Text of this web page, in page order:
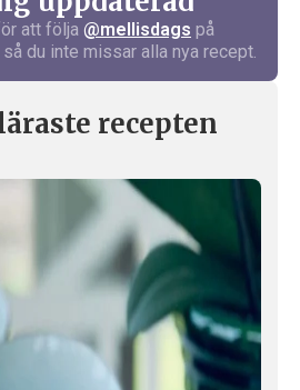
att följa @mellisdags på
så du inte missar alla nya recept.
recepten